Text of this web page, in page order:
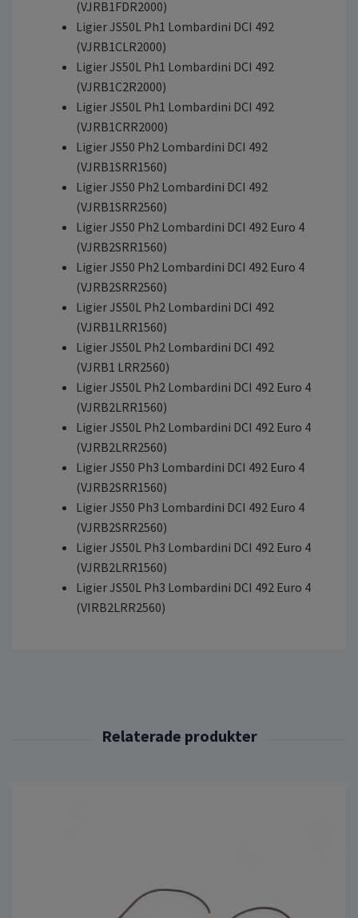
(VJRB1FDR2000)
Ligier JS50L Ph1 Lombardini DCI 492
(VJRB1CLR2000)
Ligier JS50L Ph1 Lombardini DCI 492
(VJRB1C2R2000)
Ligier JS50L Ph1 Lombardini DCI 492
(VJRB1CRR2000)
Ligier JS50 Ph2 Lombardini DCI 492
(VJRB1SRR1560)
Ligier JS50 Ph2 Lombardini DCI 492
(VJRB1SRR2560)
Ligier JS50 Ph2 Lombardini DCI 492 Euro 4
(VJRB2SRR1560)
Ligier JS50 Ph2 Lombardini DCI 492 Euro 4
(VJRB2SRR2560)
Ligier JS50L Ph2 Lombardini DCI 492
(VJRB1LRR1560)
Ligier JS50L Ph2 Lombardini DCI 492
(VJRB1 LRR2560)
Ligier JS50L Ph2 Lombardini DCI 492 Euro 4
(VJRB2LRR1560)
Ligier JS50L Ph2 Lombardini DCI 492 Euro 4
(VJRB2LRR2560)
Ligier JS50 Ph3 Lombardini DCI 492 Euro 4
(VJRB2SRR1560)
Ligier JS50 Ph3 Lombardini DCI 492 Euro 4
(VJRB2SRR2560)
Ligier JS50L Ph3 Lombardini DCI 492 Euro 4
(VJRB2LRR1560)
Ligier JS50L Ph3 Lombardini DCI 492 Euro 4
(VIRB2LRR2560)